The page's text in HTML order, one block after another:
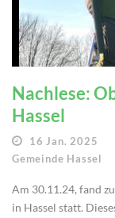
Nachlese:
Hassel
16 Jan. 2025
Gemeinde Hassel
Am 30.11.24, fand
in Hassel statt.